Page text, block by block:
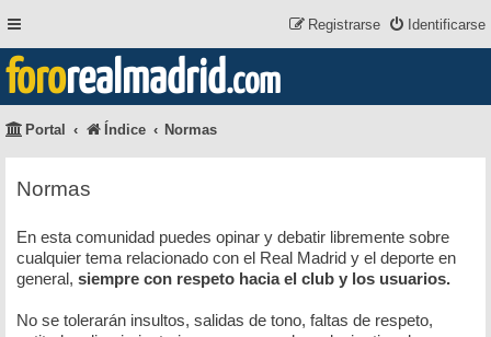
Identificarse
Registrarse
fororealmadrid.com
Portal Índice Normas
Normas
En esta comunidad puedes opinar y debatir libremente sobre
cualquier tema relacionado con el Real Madrid y el deporte en
general, siempre con respeto hacia el club y los usuarios.
No se tolerarán insultos, salidas de tono, faltas de respeto,